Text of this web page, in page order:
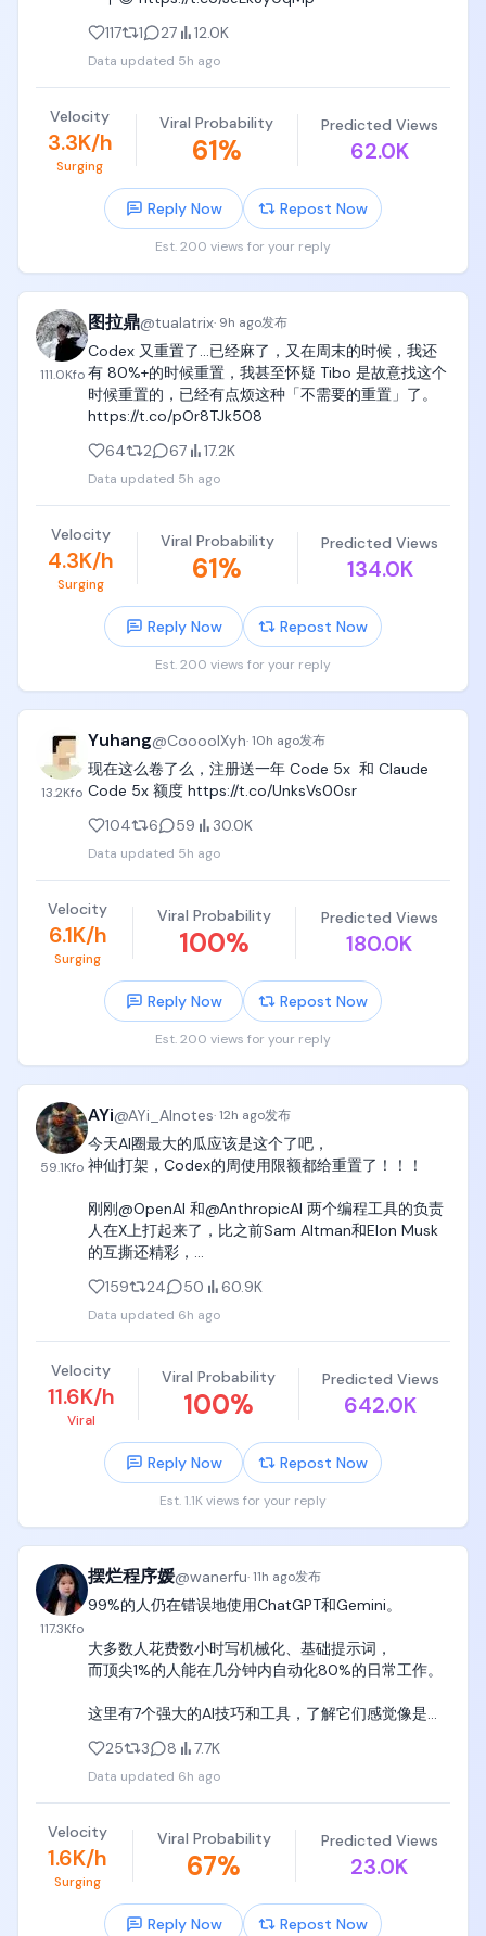
当然，这件事我自己也还在慢慢摸索。我现在依然觉
得自己的内容做得不够好，还有很多地方可以继续提
但以后只要有新的心得、踩过新的坑，或者总结出更
高效的方法，我也会第一时间分享给大家。
OK，我是海明，下次再给大家分享。
117
1 27 12.0K
Data updated 5h ago
Velocity
3.3K/h
Surging
Viral Probability
61%
Predicted Views
62.0K
Reply Now Repost Now
Est. 200 views for your reply
111.0Kfo
图拉鼎@tualatrix· 9h ago发布
Codex 又重置了…已经麻了，又在周末的时候，我还
有 80%+的时候重置，我甚至怀疑 Tibo 是故意找这个
时候重置的，已经有点烦这种「不需要的重置」了。
https://t.co/pOr8TJk508
64
2 67 17.2K
Data updated 5h ago
Velocity
4.3K/h
Surging
Viral Probability
61%
Predicted Views
134.0K
Reply Now Repost Now
Est. 200 views for your reply
13.2Kfo
Yuhang@CoooolXyh·10h ago发布
现在这么卷了么，注册送一年 Code 5x  和 Claude
Code 5x 额度 https://t.co/UnksVs00sr
104
6 59 30.0K
Data updated 5h ago
Velocity
6.1K/h
Surging
Viral Probability
100%
Predicted Views
180.0K
Reply Now Repost Now
Est. 200 views for your reply
59.1Kfo
AYi@AYi_AInotes·12h ago发布
今天AI圈最大的瓜应该是这个了吧，
神仙打架，Codex的周使用限额都给重置了！！！
刚刚@OpenAI 和@AnthropicAI 两个编程工具的负责
人在X上打起来了，比之前Sam Altman和Elon Musk
的互撕还精彩，
Tibo真的是个狠人，本来ChatGPT Work和Codex的
使用限额重置的猴子分桃游戏早就结束了 ，刚刚跟
Anthropic的@bcherny  Boris互怼，吵着吵着直接给
所有付费用户发了一周免费额度。
好家伙，别的公司互撕：发律师函。
OpenAI的Tibo互撕：给所有用户重置了周限额。
建议AI圈以后都按这个标准来hh
他就在X上吐槽。
阴阳怪气地说：
"我倒是想帮你啊，可惜我不在Anthropic上班。
这有点奇怪吧？
这话一出，
"我们正在招人，你要是想来Anthropic的话！"
半开玩笑直接挖人。
然后才说正事：
"我们不会因为用别的模型就封号，
几乎可以肯定是别的分类器误触发了，
159 24 50 60.9K
Data updated 6h ago
Velocity
11.6K/h
Viral
Viral Probability
100%
Predicted Views
642.0K
Reply Now Repost Now
Est. 1.1K views for your reply
117.3Kfo
摆烂程序媛@wanerfu·11h ago发布
99%的人仍在错误地使用ChatGPT和Gemini。
大多数人花费数小时写机械化、基础提示词，
而顶尖1%的人能在几分钟内自动化80%的日常工作。
这里有7个强大的AI技巧和工具，了解它们感觉像是作
25 3 8 7.7K
Data updated 6h ago
Velocity
1.6K/h
Surging
Viral Probability
67%
Predicted Views
23.0K
Reply Now Repost Now